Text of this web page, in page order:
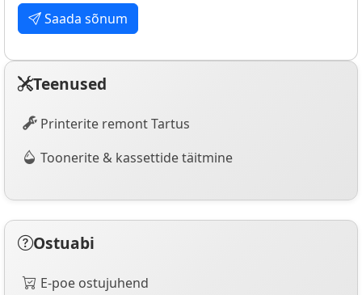
Saada sõnum
Teenused
Printerite remont Tartus
Toonerite & kassettide täitmine
Ostuabi
E-poe ostujuhend